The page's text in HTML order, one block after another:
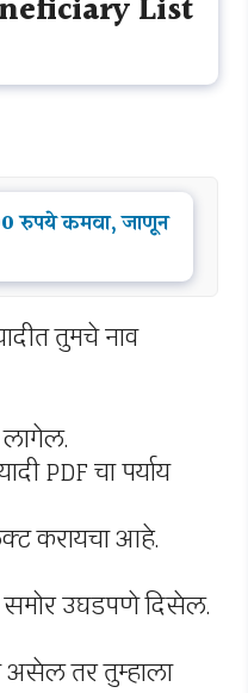
List
रुपये कमवा, जाणून
तुमचे नाव
लागेल.
PDF चा पर्याय
करायचा आहे.
समोर उघडपणे दिसेल.
असेल तर तुम्हाला